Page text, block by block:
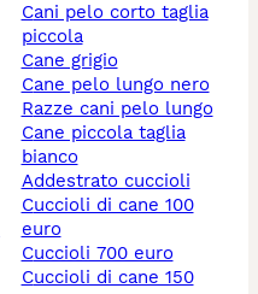
cani pelo corto taglia
piccola
cane grigio
cane pelo lungo nero
razze cani pelo lungo
cane piccola taglia
bianco
addestrato cuccioli
cuccioli di cane 100
euro
cuccioli 700 euro
cuccioli di cane 150